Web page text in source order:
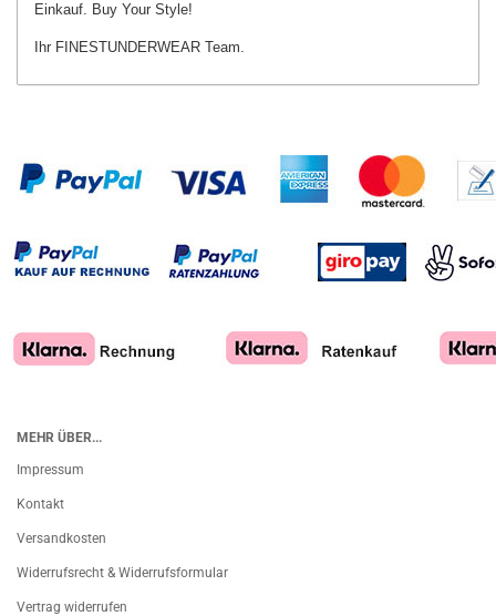
Einkauf. Buy Your Style!
Ihr FINESTUNDERWEAR Team.
MEHR ÜBER...
Impressum
Kontakt
Versandkosten
Widerrufsrecht & Widerrufsformular
Vertrag widerrufen